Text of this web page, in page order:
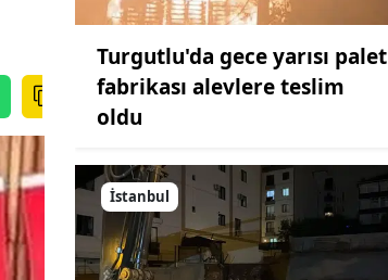
Turgutlu'da gece yarısı palet
fabrikası alevlere teslim
oldu
İstanbul